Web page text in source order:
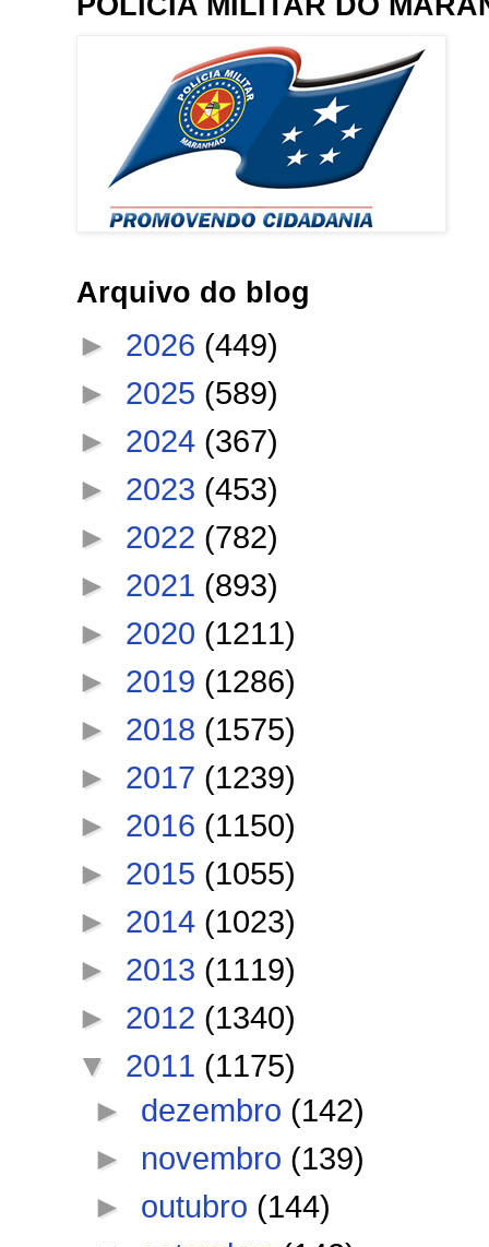
Arquivo do blog
► 2026 (449)
► 2025 (589)
► 2024 (367)
► 2023 (453)
► 2022 (782)
► 2021 (893)
► 2020 (1211)
► 2019 (1286)
► 2018 (1575)
► 2017 (1239)
► 2016 (1150)
► 2015 (1055)
► 2014 (1023)
► 2013 (1119)
► 2012 (1340)
▼ 2011 (1175)
► dezembro (142)
► novembro (139)
► outubro (144)